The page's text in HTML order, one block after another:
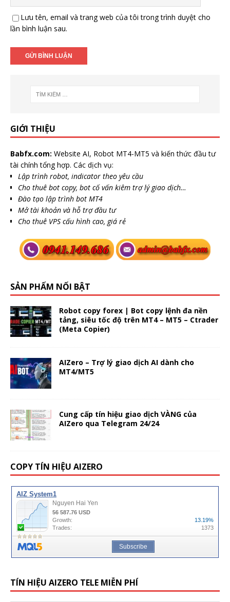
Lưu tên, email và trang web của tôi trong trình duyệt cho
lần bình luận sau.
GIỚI THIỆU
Babfx.com: Website AI, Robot MT4-MT5 và kiến thức đầu tư
tài chính tổng hợp. Các dịch vụ:
Lập trình robot, indicator theo yêu cầu
Cho thuê bot copy, bot cố vấn kiêm trợ lý giao dịch…
Đào tạo lập trình bot MT4
Mở tài khoản và hỗ trợ đầu tư
Cho thuê VPS cấu hình cao, giá rẻ
SẢN PHẨM NỔI BẬT
Robot copy forex | Bot copy lệnh đa nền
tảng, siêu tốc độ trên MT4 – MT5 – Ctrader
(Meta Copier)
AIZero – Trợ lý giao dịch AI dành cho
MT4/MT5
Cung cấp tín hiệu giao dịch VÀNG của
AIZero qua Telegram 24/24
COPY TÍN HIỆU AIZERO
TÍN HIỆU AIZERO TELE MIỄN PHÍ